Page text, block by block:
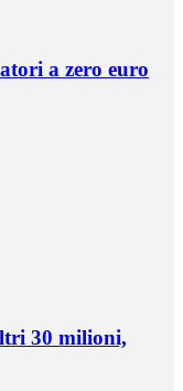
a zero euro
30 milioni,